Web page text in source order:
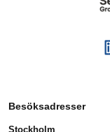
Besöksadresser
Stockholm